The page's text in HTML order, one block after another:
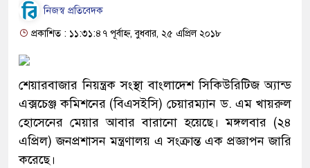
নিজস্ব প্রতিবেদক
প্রকাশিত : ১১:৩১:৪৭ পূর্বাহ্ন, বুধবার, ২৫ এপ্রিল ২০১৮
শেয়ারবাজার নিয়ন্ত্রক সংস্থা বাংলাদেশ সিকিউরিটিজ অ্যান্ড
এক্সচেঞ্জ কমিশনের (বিএসইসি) চেয়ারম্যান ড. এম খায়রুল
হোসেনের মেয়ার আবার বারানো হয়েছে। মঙ্গলবার (২৪
এপ্রিল) জনপ্রশাসন মন্ত্রণালয় এ সংক্রান্ত এক প্রজ্ঞাপন জারি
করেছে।